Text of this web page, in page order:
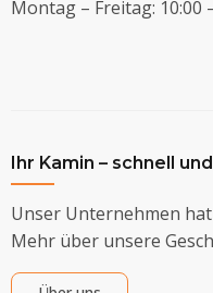
Montag – Freitag: 10:00
Ihr Kamin – schnell
Unser Unternehmen
Mehr über unsere